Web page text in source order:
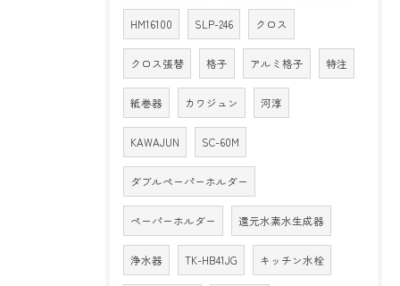
HM16100 SLP-246 クロス
クロス張替 格子 アルミ格子 特注
紙巻器 カワジュン 河淳
KAWAJUN SC-60M
ダブルペーパーホルダー
ペーパーホルダー 還元水素水生成器
浄水器 TK-HB41JG キッチン水栓